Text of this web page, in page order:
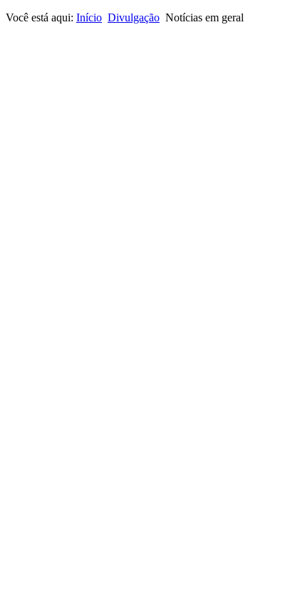
Você está aqui: Início Divulgação Notícias em geral